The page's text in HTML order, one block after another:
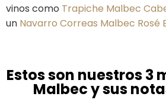
vinos como Trapiche Malbec
un Navarro Correas Malbec Rosé
Estos son nuestros 3
Malbec y sus